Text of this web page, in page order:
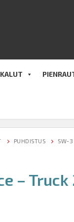
PUHDISTUS SW-3
– Truck